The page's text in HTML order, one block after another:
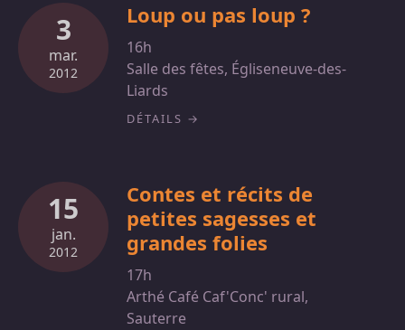
3
mar.
2012
Loup ou pas loup ?
16h
Salle des fêtes, Égliseneuve-des-
Liards
DÉTAILS
15
jan.
2012
Contes et récits de
petites sagesses et
grandes folies
17h
Arthé Café Caf'Conc' rural,
Sauterre